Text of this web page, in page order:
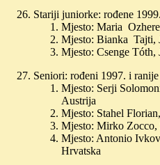
Stariji juniorke: rođene
Mjesto: Maria
Mjesto: Bianka Tajti,
Mjesto: Csenge Tóth,
Seniori: rođeni 1997. i
Mjesto: Serji
Austrija
Mjesto: Stahel
Mjesto: Mirko Zocco,
Mjesto: Antonio
Hrvatska